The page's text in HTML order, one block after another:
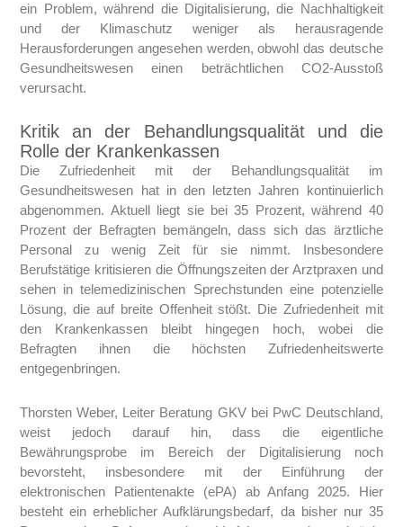
ein Problem, während die Digitalisierung, die Nachhaltigkeit
und der Klimaschutz weniger als herausragende
Herausforderungen angesehen werden, obwohl das deutsche
Gesundheitswesen einen beträchtlichen CO2-Ausstoß
verursacht.
Kritik an der Behandlungsqualität und die
Rolle der Krankenkassen
Die Zufriedenheit mit der Behandlungsqualität im
Gesundheitswesen hat in den letzten Jahren kontinuierlich
abgenommen. Aktuell liegt sie bei 35 Prozent, während 40
Prozent der Befragten bemängeln, dass sich das ärztliche
Personal zu wenig Zeit für sie nimmt. Insbesondere
Berufstätige kritisieren die Öffnungszeiten der Arztpraxen und
sehen in telemedizinischen Sprechstunden eine potenzielle
Lösung, die auf breite Offenheit stößt. Die Zufriedenheit mit
den Krankenkassen bleibt hingegen hoch, wobei die
Befragten ihnen die höchsten Zufriedenheitswerte
entgegenbringen.
Thorsten Weber, Leiter Beratung GKV bei PwC Deutschland,
weist jedoch darauf hin, dass die eigentliche
Bewährungsprobe im Bereich der Digitalisierung noch
bevorsteht, insbesondere mit der Einführung der
elektronischen Patientenakte (ePA) ab Anfang 2025. Hier
besteht ein erheblicher Aufklärungsbedarf, da bisher nur 35